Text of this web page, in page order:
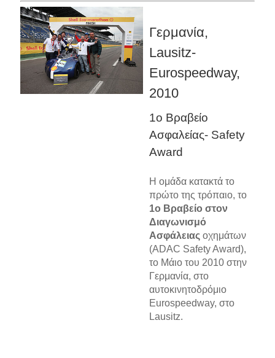
Γερμανία,
Lausitz-
Eurospeedway,
2010
1ο Βραβείο
Ασφαλείας- Safety
Award
Η ομάδα κατακτά το
πρώτο της τρόπαιο, το
1ο Βραβείο στον
Διαγωνισμό
Ασφάλειας οχημάτων
(ADAC Safety Award),
το Μάιο του 2010 στην
Γερμανία, στο
αυτοκινητοδρόμιο
Eurospeedway, στο
Lausitz.